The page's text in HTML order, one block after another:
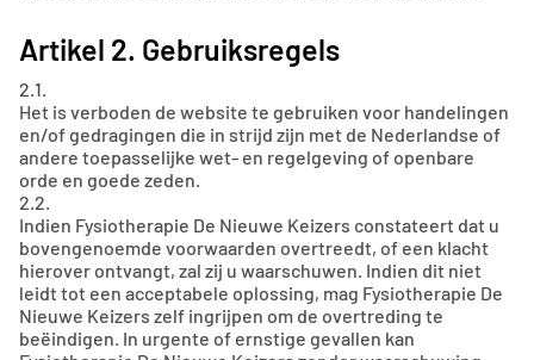
Artikel 2. Gebruiksregels
2.1.
Het is verboden de website te gebruiken voor handelingen
en/of gedragingen die in strijd zijn met de Nederlandse of
andere toepasselijke wet- en regelgeving of openbare
orde en goede zeden.
2.2.
Indien Fysiotherapie De Nieuwe Keizers constateert dat u
bovengenoemde voorwaarden overtreedt, of een klacht
hierover ontvangt, zal zij u waarschuwen. Indien dit niet
leidt tot een acceptabele oplossing, mag Fysiotherapie De
Nieuwe Keizers zelf ingrijpen om de overtreding te
beëindigen. In urgente of ernstige gevallen kan